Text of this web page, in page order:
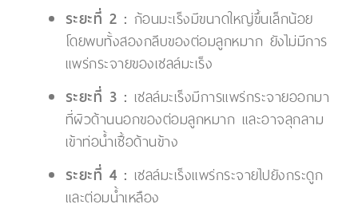
ระยะที่ 2 : ก้อนมะเร็งมีขนาดใหญ่ขึ้นเล็กน้อย
โดยพบทั้งสองกลีบของต่อมลูกหมาก ยังไม่มีการ
แพร่กระจายของเซลล์มะเร็ง
ระยะที่ 3 : เซลล์มะเร็งมีการแพร่กระจายออกมา
ที่ผิวด้านนอกของต่อมลูกหมาก และอาจลุกลาม
เข้าท่อน้ำเชื้อด้านข้าง
ระยะที่ 4 : เซลล์มะเร็งแพร่กระจายไปยังกระดูก
และต่อมน้ำเหลือง